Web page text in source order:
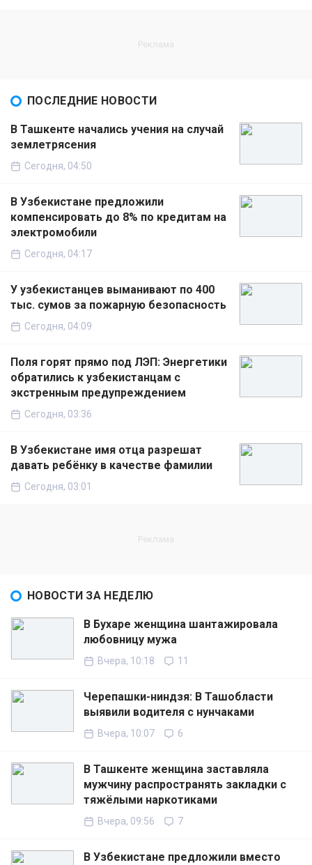
ПОСЛЕДНИЕ НОВОСТИ
В Ташкенте начались учения на случай
землетрясения
Сегодня, 04:50
В Узбекистане предложили
компенсировать до 8% по кредитам на
электромобили
Сегодня, 04:17
У узбекистанцев выманивают по 400
тыс. сумов за пожарную безопасность
Сегодня, 04:09
Поля горят прямо под ЛЭП: Энергетики
обратились к узбекистанцам с
экстренным предупреждением
Сегодня, 03:36
В Узбекистане имя отца разрешат
давать ребёнку в качестве фамилии
Сегодня, 03:01
НОВОСТИ ЗА НЕДЕЛЮ
В Бухаре женщина шантажировала
любовницу мужа
Вчера, 10:18 11
Черепашки-ниндзя: В Ташобласти
выявили водителя с нунчаками
Вчера, 10:07 6
В Ташкенте женщина заставляла
мужчину распространять закладки с
тяжёлыми наркотиками
Вчера, 09:56 7
В Узбекистане предложили вместо